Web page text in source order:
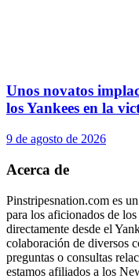
Unos novatos
los Yankees en la
9 de agosto de 2026
Acerca de
Pinstripesnation.com es
para los aficionados de
directamente desde el
colaboración de diversos
preguntas o consultas
estamos afiliados a los